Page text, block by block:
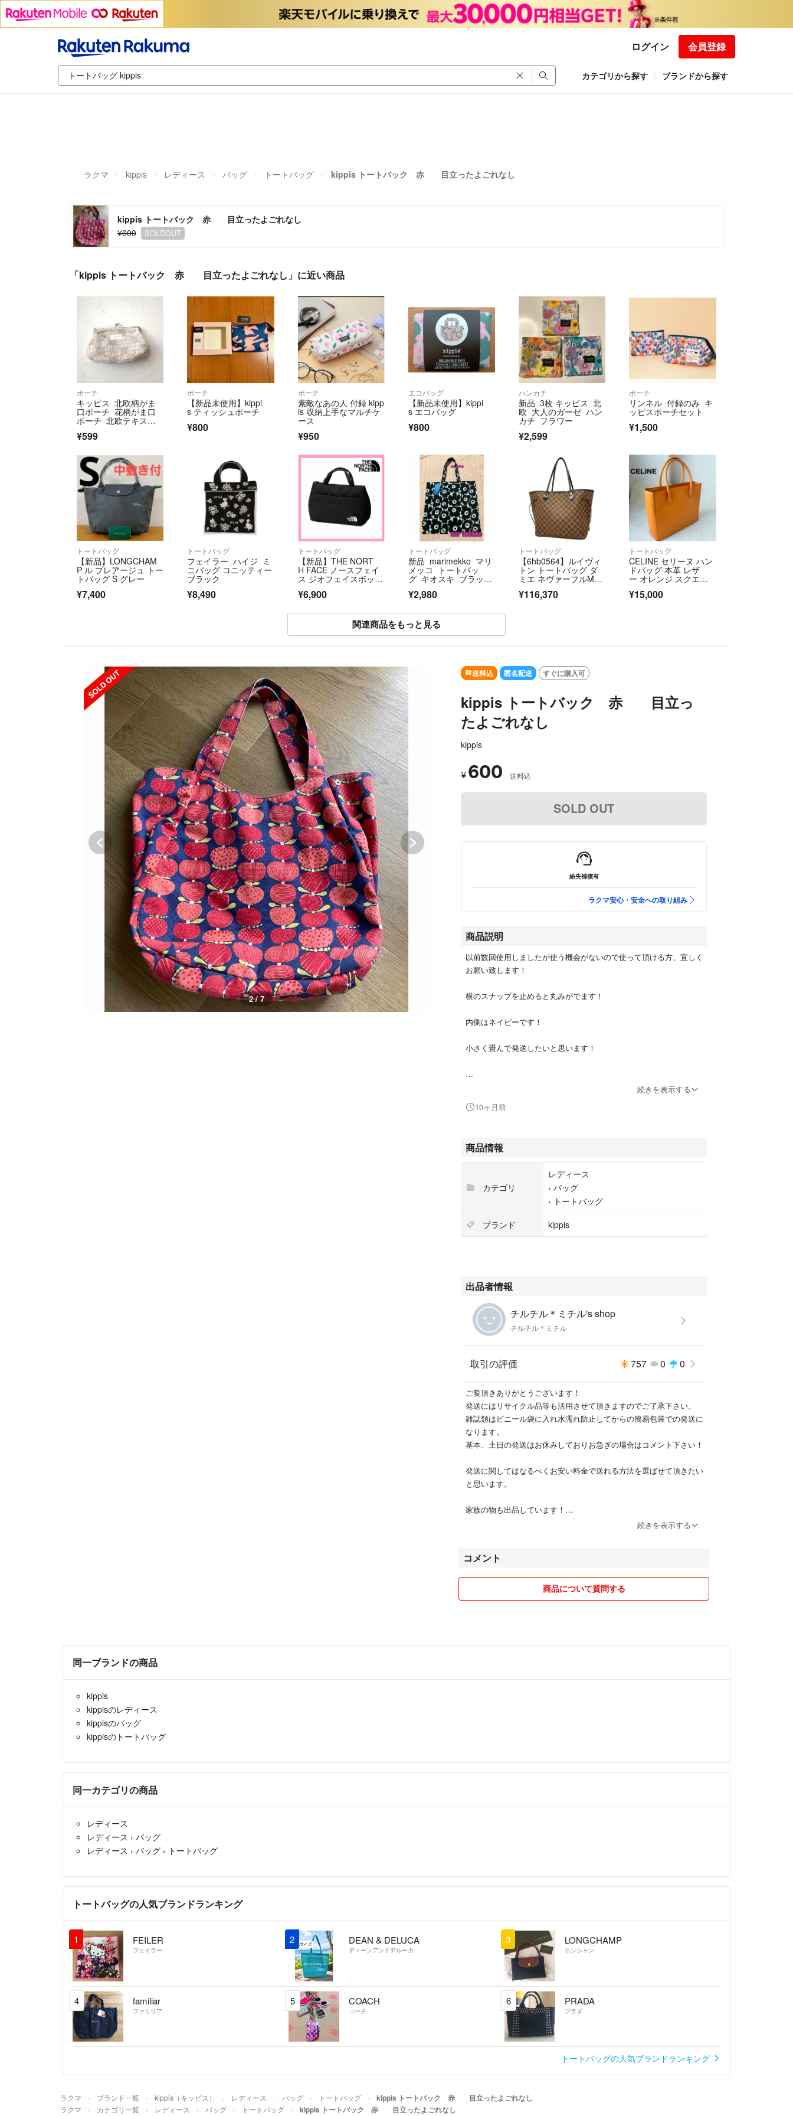
ログイン 会員登録
カテゴリから探す ブランドから探す
ラクマ kippis レディース バッグ トートバッグ kippis トートバック 赤 目立ったよごれなし
kippis トートバック 赤 目立ったよごれなし
¥600
SOLDOUT
「kippis トートバック 赤 目立ったよごれなし」に近い商品
ポーチ
キッピス 北欧柄がま
口ポーチ 花柄がま口
ポーチ 北欧テキスタ
イル
¥599
ポーチ
【新品未使用】kippi
s ティッシュポーチ
¥800
ポーチ
素敵なあの人 付録 kipp
is 収納上手なマルチケ
ース
¥950
エコバッグ
【新品未使用】kippi
s エコバッグ
¥800
ハンカチ
新品 3枚 キッピス 北
欧 大人のガーゼ ハン
カチ フラワー
¥2,599
ポーチ
リンネル 付録のみ キ
ッピスポーチセット
¥1,500
トートバッグ
【新品】LONGCHAM
P ル プレアージュ トー
トバッグ S グレー
¥7,400
トートバッグ
フェイラー ハイジ ミ
ニバッグ コニッティー
ブラック
¥8,490
トートバッグ
【新品】THE NORT
H FACE ノースフェイ
ス ジオフェイスボック
¥6,900
トートバッグ
新品 marimekko マリ
メッコ トートバッ
グ キオスキ ブラッ
コ柄 ピエニ 黒
¥2,980
トートバッグ
【6hb0564】ルイヴィ
トン トートバッグ ダ
ミエ ネヴァーフルM
古】レディース
¥116,370
トートバッグ
CELINE セリーヌ ハン
ドバッグ 本革 レザ
ー オレンジ スクエ
¥15,000
関連商品をもっと見る
SOLD OUT SOLD OUT
2 / 7
送料込 匿名配送 すぐに購入可
kippis トートバック 赤 目立っ
たよごれなし
kippis
¥ 600 送料込
SOLD OUT
紛失補償有
ラクマ安心・安全への取り組み
商品説明
以前数回使用しましたが使う機会がないので使って頂ける方、宜しく
お願い致します！
横のスナップを止めると丸みがでます！
内側はネイビーです！
小さく畳んで発送したいと思います！
#kippis
続きを表示する
10ヶ月前
商品情報
カテゴリ
レディース
› バッグ
› トートバッグ
ブランド
kippis
出品者情報
チルチル＊ミチル's shop
チルチル＊ミチル
取引の評価 757 0 0
ご覧頂きありがとうございます！
発送にはリサイクル品等も活用させて頂きますのでご了承下さい。
雑誌類はビニール袋に入れ水濡れ防止してからの簡易包装での発送に
なります。
基本、土日の発送はお休みしておりお急ぎの場合はコメント下さい！
発送に関してはなるべくお安い料金で送れる方法を選ばせて頂きたい
と思います。
家族の物も出品しています！
送料もかかりますので値引きは考えておりません！
宜しくお願いします！
続きを表示する
コメント
商品について質問する
同一ブランドの商品
kippis
kippisのレディース
kippisのバッグ
kippisのトートバッグ
同一カテゴリの商品
レディース
レディース › バッグ
レディース › バッグ › トートバッグ
トートバッグの人気ブランドランキング
1 FEILER
フェイラー
2 DEAN & DELUCA
ディーンアンドデルーカ
3 LONGCHAMP
ロンシャン
4 familiar
ファミリア
5 COACH
コーチ
6 PRADA
プラダ
トートバッグの人気ブランドランキング
ラクマ ブランド一覧 kippis（キッピス） レディース バッグ トートバッグ kippis トートバック 赤 目立ったよごれなし
ラクマ カテゴリ一覧 レディース バッグ トートバッグ kippis トートバック 赤 目立ったよごれなし